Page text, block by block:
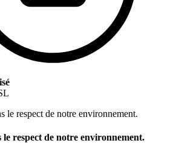
respect de notre environnement.